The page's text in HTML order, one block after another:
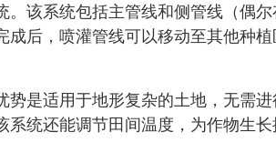
。该系统包括主管线和侧管线（偶
成后，喷灌管线可以移动至其他种
势是适用于地形复杂的土地，无需
系统还能调节田间温度，为作物生